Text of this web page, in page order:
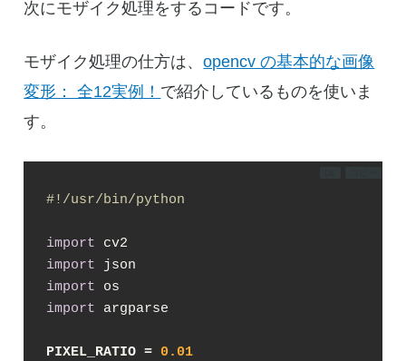
次にモザイク処理をするコードです。
モザイク処理の仕方は、opencv の基本的な画像
変形： 全12実例！ で紹介しているものを使いま
す。
#!/usr/bin/python
import
import
import
import argparse
PIXEL_RATIO = 0.01